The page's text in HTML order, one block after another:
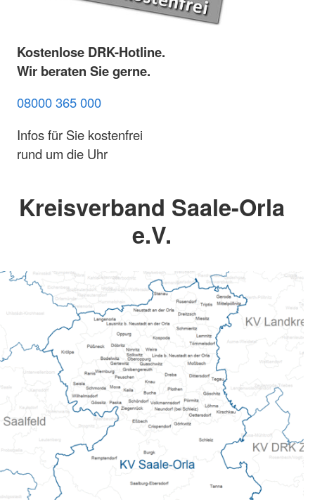
Kostenlose DRK-Hotline.
Wir beraten Sie gerne.
08000 365 000
Infos für Sie kostenfrei
rund um die Uhr
Kreisverband Saale-Orla
e.V.